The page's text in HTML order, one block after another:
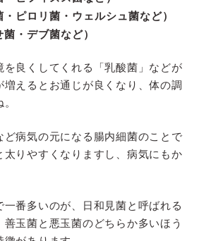
ピロリ菌・ウェルシュ菌など）
・デブ菌など）
良くしてくれる「乳酸菌」などが
えるとお通じが良くなり、体の調
ど病気の元になる腸内細菌のことで
りやすくなりますし、病気にもか
番多いのが、日和見菌と呼ばれる
玉菌と悪玉菌のどちらか多いほう